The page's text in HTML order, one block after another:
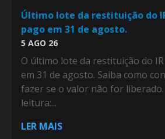
Último lote da restituição do
pago em 31 de agosto.
5 AGO 26
O último lote da restituição do
em 31 de agosto. Saiba como
fazer se o valor não for
leitura:...
LER MAIS